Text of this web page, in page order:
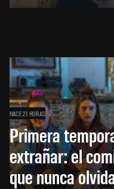
HACE 21 HORAS
Primera
extrañar: el
que nunca